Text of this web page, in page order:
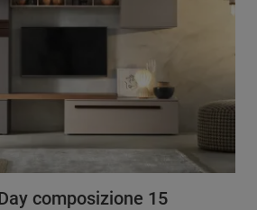
composizione 15